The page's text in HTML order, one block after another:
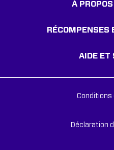
À
RÉCOMPENSES
AIDE ET
Déclaration